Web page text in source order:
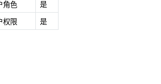
角色 是
权限 是